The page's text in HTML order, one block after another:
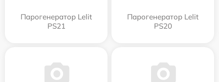
Парогенератор Lelit
PS21
Парогенератор Lelit
PS20